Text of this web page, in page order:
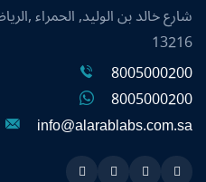
شارع خالد بن الوليد, الحمراء ,الرياض
13216
8005000200
8005000200
info@alarablabs.com.sa